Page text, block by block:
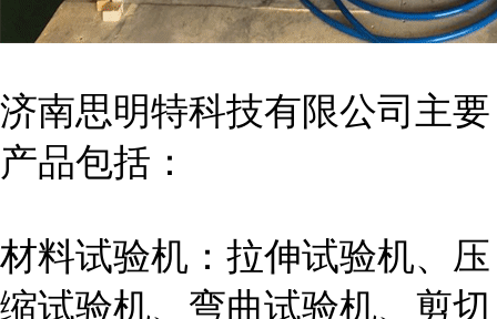
济南思明特科技有限公司主要
产品包括：
材料试验机：拉伸试验机、压
缩试验机、弯曲试验机、剪切